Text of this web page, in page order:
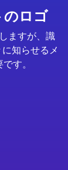
のロゴ
ますが、識
知らせるメ
す。